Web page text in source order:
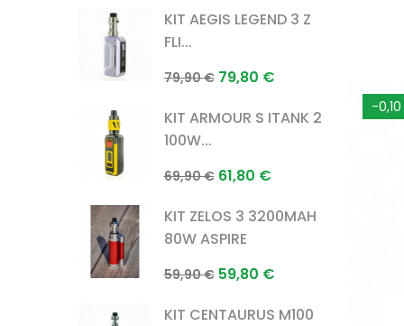
KIT AEGIS LEGEND 3 Z
FLI...
Prix
79,90 € Prix
79,80 €
KIT ARMOUR S ITANK 2
100W...
Prix
69,90 € Prix
61,80 €
KIT ZELOS 3 3200MAH
80W ASPIRE
Prix
59,90 € Prix
59,80 €
KIT CENTAURUS M100
-